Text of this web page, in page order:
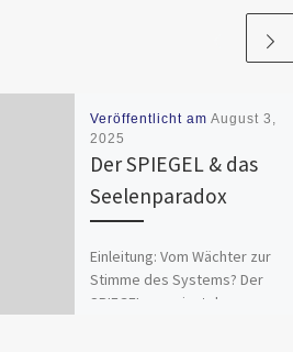
Veröffentlicht am August 3,
2025
Der SPIEGEL & das
Seelenparadox
Einleitung: Vom Wächter zur
Stimme des Systems? Der
SPIEGEL war einst das